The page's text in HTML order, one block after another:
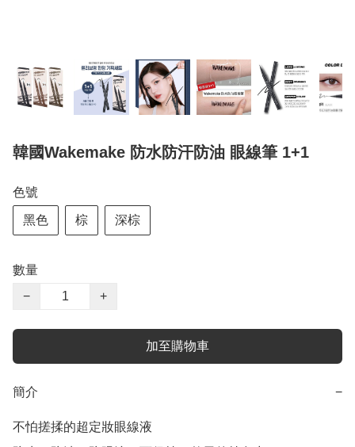
韓國Wakemake 防水防汗防油 眼線筆 1+1
色號
黑色 棕 深棕
數量
−
+
加至購物車
簡介 −
不怕搓揉的超定妝眼線液